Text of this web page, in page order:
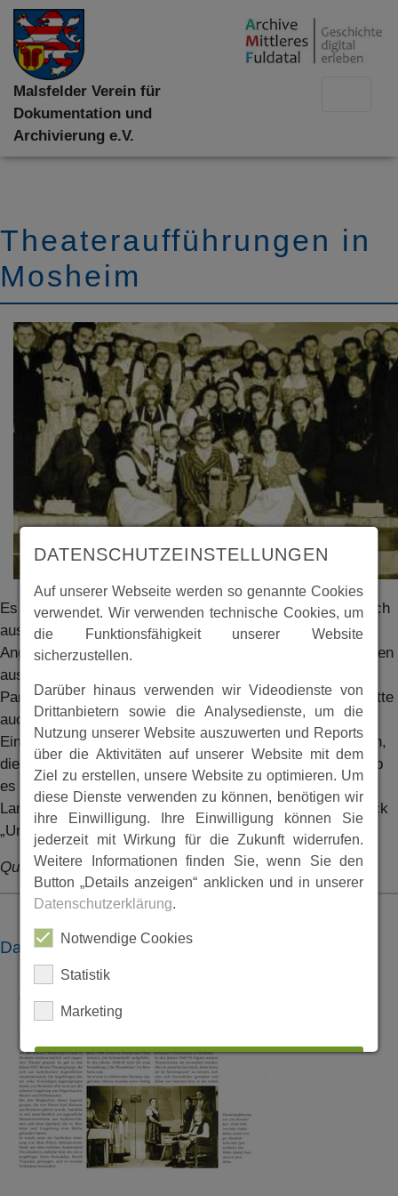
Malsfelder Verein für
Dokumentation und
Archivierung e.V.
Theateraufführungen in
Mosheim
Es gab in den Jahren 1947/48 eine Theatergruppe, die sich
aus katholischen Jugendlichen zusammensetzte. Die
Angehörigen dieser zirka 60-köpfigen Jugendgruppe kamen
aus Mosheim, aber auch aus der näheren Umgebung.
Parallel zu der Theatergruppe der Heimatvertriebenen hatte
auch der TSV Mosheim eine Laienspielgruppe aus
Einheimischen und Heimatvertriebenen ins Leben gerufen,
die auch etwa 1948 entstand. In den achtziger Jahren gab
es dann wieder „Theater“ in Mosheim. Der
Landfrauenverein führte das selbst verfasste Theaterstück
„Unser Dorf anno dazumal“ auf.
Quelle: Chronik 1225 Jahre Mosheim
Dateien
DATENSCHUTZEINSTELLUNGEN
Auf unserer Webseite werden so genannte Cookies
verwendet. Wir verwenden technische Cookies, um
die Funktionsfähigkeit unserer Website
sicherzustellen.
Darüber hinaus verwenden wir Videodienste von
Drittanbietern sowie die Analysedienste, um die
Nutzung unserer Website auszuwerten und Reports
über die Aktivitäten auf unserer Website mit dem
Ziel zu erstellen, unsere Website zu optimieren. Um
diese Dienste verwenden zu können, benötigen wir
ihre Einwilligung. Ihre Einwilligung können Sie
jederzeit mit Wirkung für die Zukunft widerrufen.
Weitere Informationen finden Sie, wenn Sie den
Button „Details anzeigen“ anklicken und in unserer
Datenschutzerklärung.
Notwendige Cookies
Statistik
Marketing
ALLES AUSWÄHLEN
ABLEHNEN
SPEICHERN